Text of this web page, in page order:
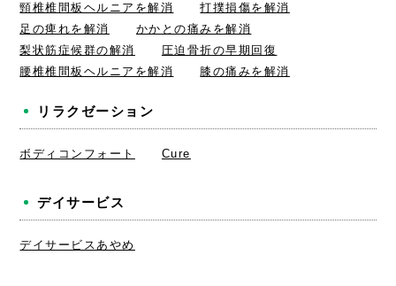
頸椎椎間板ヘルニアを解消
打撲損傷を解消
足の痺れを解消
かかとの痛みを解消
梨状筋症候群の解消
圧迫骨折の早期回復
腰椎椎間板ヘルニアを解消
膝の痛みを解消
リラクゼーション
ボディコンフォート Cure
デイサービス
デイサービスあやめ